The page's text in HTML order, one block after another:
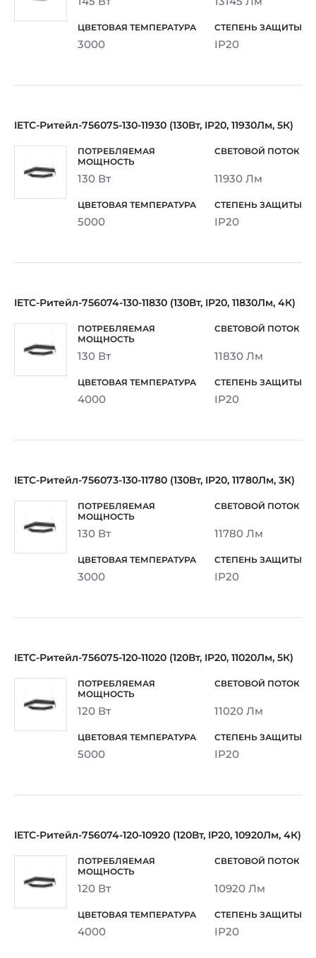
3000 IP20
IETC-Ритейл-756075-130-11930 (130Вт, IP20, 11930Лм, 5К)
130 Вт 11930 Лм
5000 IP20
IETC-Ритейл-756074-130-11830 (130Вт, IP20, 11830Лм, 4К)
130 Вт 11830 Лм
4000 IP20
IETC-Ритейл-756073-130-11780 (130Вт, IP20, 11780Лм, 3К)
130 Вт 11780 Лм
3000 IP20
IETC-Ритейл-756075-120-11020 (120Вт, IP20, 11020Лм, 5К)
120 Вт 11020 Лм
5000 IP20
IETC-Ритейл-756074-120-10920 (120Вт, IP20, 10920Лм, 4К)
120 Вт 10920 Лм
4000 IP20